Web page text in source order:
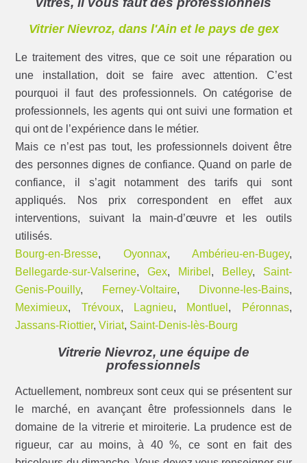
Vitrier Nievroz, dans l'Ain et le pays de gex
Le traitement des vitres, que ce soit une réparation ou
une installation, doit se faire avec attention. C’est
pourquoi il faut des professionnels. On catégorise de
professionnels, les agents qui ont suivi une formation et
qui ont de l’expérience dans le métier.
Mais ce n’est pas tout, les professionnels doivent être
des personnes dignes de confiance. Quand on parle de
confiance, il s’agit notamment des tarifs qui sont
appliqués. Nos prix correspondent en effet aux
interventions, suivant la main-d’œuvre et les outils
utilisés.
Bourg-en-Bresse, Oyonnax, Ambérieu-en-Bugey,
Bellegarde-sur-Valserine,Gex, Miribel , Belley, Saint-
Genis-Pouilly, Ferney-Voltaire, Divonne-les-Bains,
Meximieux, Trévoux, Lagnieu, Montluel , Péronnas,
Jassans-Riottier,Viriat, Saint-Denis-lès-Bourg
Vitrerie Nievroz, une équipe de
professionnels
Actuellement, nombreux sont ceux qui se présentent sur
le marché, en avançant être professionnels dans le
domaine de la vitrerie et miroiterie. La prudence est de
rigueur, car au moins, à 40 %, ce sont en fait des